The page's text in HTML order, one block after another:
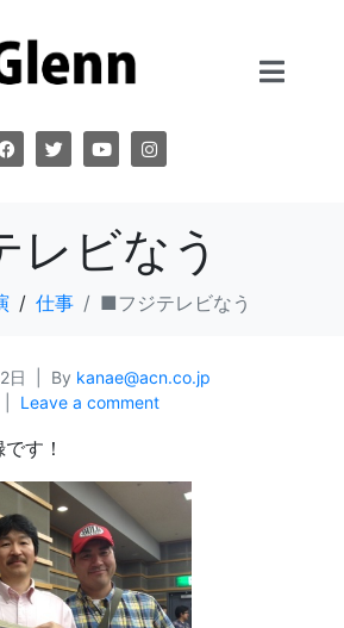
ビなう
仕事 ■フジテレビなう
日 By kanae@acn.co.jp
Leave a comment
す！